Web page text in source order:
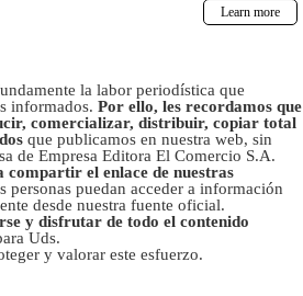
la labor periodística que
informados. Por ello, les recordamos que
comercializar, distribuir, copiar total
que publicamos en nuestra web, sin
de Empresa Editora El Comercio S.A.
compartir el enlace de nuestras
personas puedan acceder a información
desde nuestra fuente oficial.
y disfrutar de todo el contenido
Uds.
y valorar este esfuerzo.